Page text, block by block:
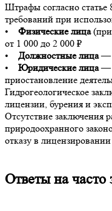
Штрафы согласно
требований при
• Физические лица(при
от 1 000 до 2 000 ₽
• Должностные лица—
• Юридические лица—
приостановление
Гидрогеологическое
лицензии, бурения и
Отсутствие заключения
природоохранного
отказу в
Ответы на